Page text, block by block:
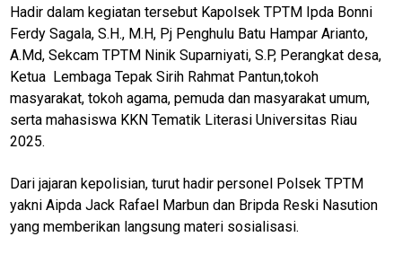
Hadir dalam kegiatan tersebut Kapolsek TPTM Ipda Bonni
Ferdy Sagala, S.H., M.H, Pj Penghulu Batu Hampar Arianto,
A.Md, Sekcam TPTM Ninik Suparniyati, S.P, Perangkat desa,
Ketua Lembaga Tepak Sirih Rahmat Pantun,tokoh
masyarakat, tokoh agama, pemuda dan masyarakat umum,
serta mahasiswa KKN Tematik Literasi Universitas Riau
2025.
Dari jajaran kepolisian, turut hadir personel Polsek TPTM
yakni Aipda Jack Rafael Marbun dan Bripda Reski Nasution
yang memberikan langsung materi sosialisasi.
W
Guide
Money